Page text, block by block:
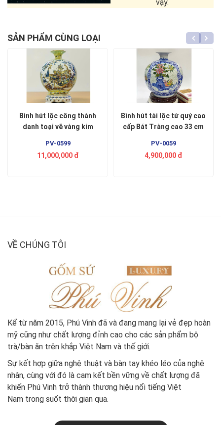
vậy.
SẢN PHẨM CÙNG LOẠI
Bình hút lộc công thành
danh toại vẽ vàng kim
PV-0599
11,000,000đ
Bình hút tài lộc tứ quý cao
cấp Bát Tràng cao 33 cm
PV-0059
4,900,000đ
VỀ CHÚNG TÔI
Kể từ năm 2015, Phú Vinh đã và đang mang lại vẻ đẹp hoàn
mỹ cũng như chất lượng đỉnh cao cho các sản phẩm bộ
trà/bàn ăn trên khắp Việt Nam và thế giới.
Sự kết hợp giữa nghệ thuật và bàn tay khéo léo của nghệ
nhân, cùng với đó là cam kết bền vững về chất lượng đã
khiến Phú Vinh trở thành thương hiệu nổi tiếng Việt
Nam trong suốt thời gian qua.